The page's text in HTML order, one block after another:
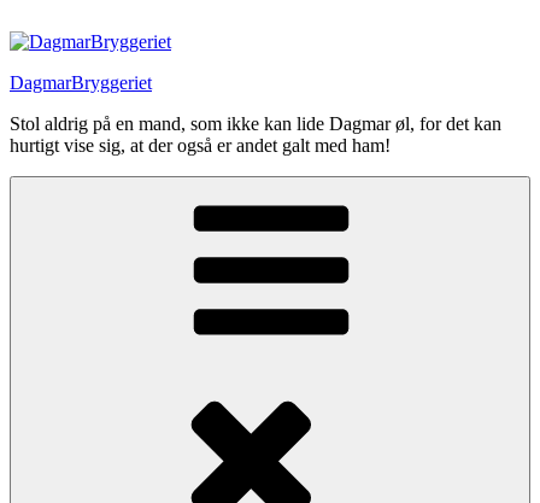
til
DagmarBryggeriet
Stol aldrig på en mand, som ikke kan lide Dagmar øl, for det kan
hurtigt vise sig, at der også er andet galt med ham!